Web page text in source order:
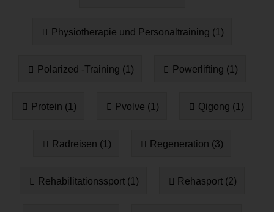
Physiotherapie und Personaltraining (1)
Polarized -Training (1) Powerlifting (1)
Protein (1) Pvolve (1) Qigong (1)
Radreisen (1) Regeneration (3)
Rehabilitationssport (1) Rehasport (2)